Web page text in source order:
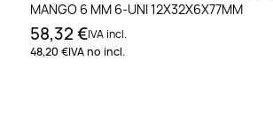
MANGO 6 MM 6-UNI 12X32X6X77MM
58,32 €IVA incl.
48,20 €IVA no incl.